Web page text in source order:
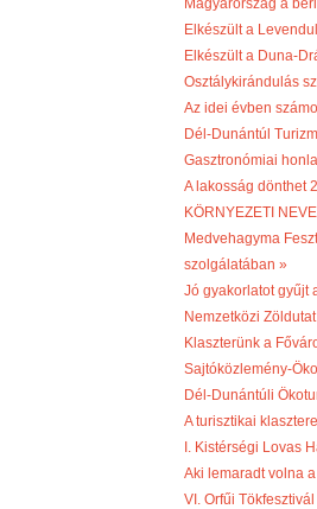
Magyarország a
Elkészült a
Elkészült a Duna-
Osztálykirándulás
Az idei évben
Dél-Dunántúl
Gasztronómiai
A lakosság dönthet
KÖRNYEZETI
Medvehagyma
szolgálatában »
Jó gyakorlatot gyűjt
Nemzetközi
Klaszterünk a
Sajtóközlemény-
Dél-Dunántúli
A turisztikai
I. Kistérségi Lovas
Aki lemaradt volna
VI. Orfűi